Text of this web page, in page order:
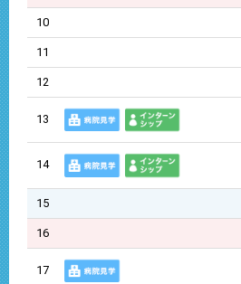
10
11
12
13
14
15
16
17